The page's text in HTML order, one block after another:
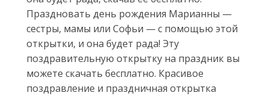
Праздновать день рождения Марианны —
сестры, мамы или Софьи — с помощью этой
открытки, и она будет рада! Эту
поздравительную открытку на праздник вы
можете скачать бесплатно. Красивое
поздравление и праздничная открытка